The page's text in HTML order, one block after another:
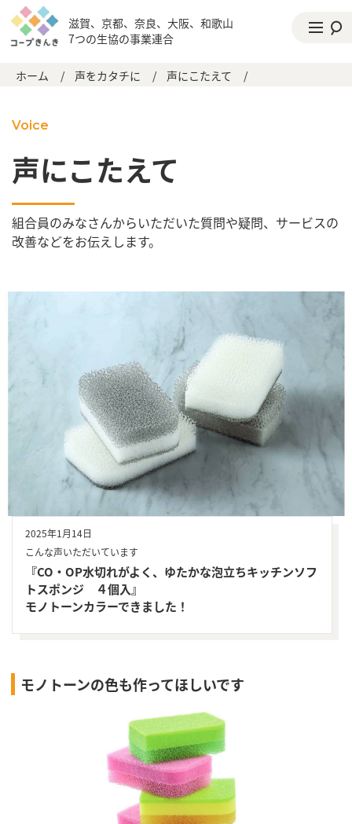
滋賀、京都、奈良、大阪、和歌山
7つの生協の事業連合
ホーム / 声をカタチに / 声にこたえて /
Voice
声にこたえて
組合員のみなさんからいただいた質問や疑問、サービスの
改善などをお伝えします。
2025年1月14日
こんな声いただいています
『CO・OP水切れがよく、ゆたかな泡立ちキッチンソフ
トスポンジ ４個入』
モノトーンカラーできました！
モノトーンの色も作ってほしいです